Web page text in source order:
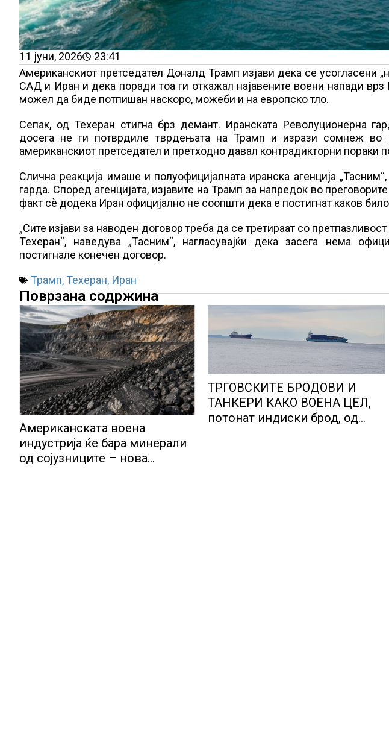
11 јуни, 2026
23:41
Американскиот претседател Доналд Трамп изјави дека се усогласени
САД и Иран и дека поради тоа ги откажал најавените воени напади
можел да биде потпишан наскоро, можеби и на европско тло.
Сепак, од Техеран стигна брз демант. Иранската Револуционерна
досега не ги потврдиле тврдењата на Трамп и изрази сомнеж во
американскиот претседател и претходно давал контрадикторни пораки
Слична реакција имаше и полуофицијалната иранска агенција
гарда. Според агенцијата, изјавите на Трамп за напредок во
факт сè додека Иран официјално не соопшти дека е постигнат каков
„Сите изјави за наводен договор треба да се третираат со
Техеран“, наведува „Тасним“, нагласувајќи дека засега нема
постигнале конечен договор.
Трамп, Техеран, Иран
Поврзана содржина
Американската воена
индустрија ќе бара минерали
од сојузниците – нова
ТРГОВСКИТЕ БРОДОВИ И
ТАНКЕРИ КАКО ВОЕНА ЦЕЛ,
потонат индиски брод, од